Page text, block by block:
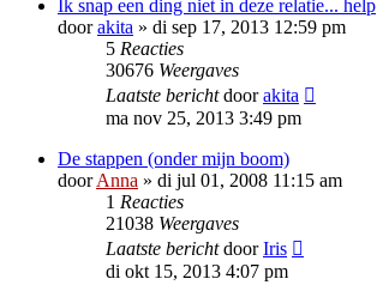
Ik snap een ding niet in deze relatie... help
doorakita » di sep 17, 2013 12:59 pm
5 Reacties
30676 Weergaves
Laatste berichtdoorakita
ma nov 25, 2013 3:49 pm
De stappen (onder mijn boom)
doorAnna » di jul 01, 2008 11:15 am
1 Reacties
21038 Weergaves
Laatste berichtdoorIris
di okt 15, 2013 4:07 pm